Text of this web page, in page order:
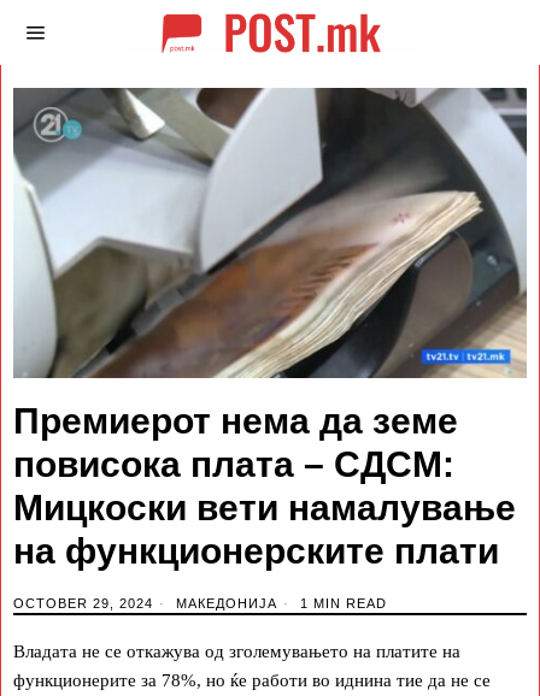
Премиерот нема да земе
повисока плата – СДСМ:
Мицкоски вети намалување
на функционерските плати
OCTOBER 29, 2024 МАКЕДОНИЈА 1 MIN READ
Владата не се откажува од зголемувањето на платите на
функционерите за 78%, но ќе работи во иднина тие да не се